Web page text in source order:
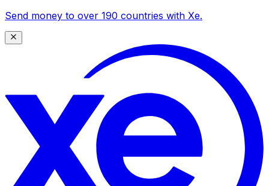
Send money to over 190 countries with Xe.